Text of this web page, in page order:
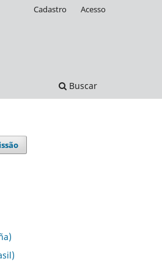
Buscar
Cadastro Acesso